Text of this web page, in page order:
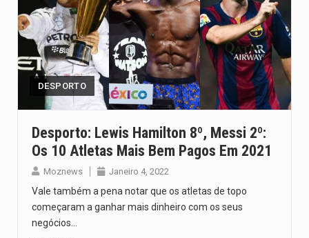
DESPORTO
Desporto: Lewis Hamilton 8º, Messi 2º:
Os 10 Atletas Mais Bem Pagos Em 2021
Moznews Janeiro 4, 2022
Vale também a pena notar que os atletas de topo
começaram a ganhar mais dinheiro com os seus
negócios…